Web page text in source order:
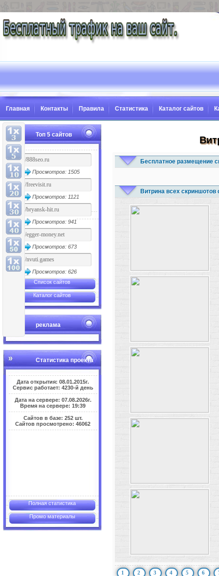
Главная Контакты Правила Статистика Каталог сайтов
Топ 5 сайтов
Просмотров: 1505
Просмотров: 1121
Просмотров: 941
Просмотров: 673
Просмотров: 626
Список сайтов
Каталог сайтов
реклама
Статистика проекта
Дата открытия: 08.01.2015г.
Сервис работает: 4230-й день
Дата на сервере: 07.08.2026г.
Время на сервере: 19:39
Сайтов в базе: 252 шт.
Сайтов просмотрено: 46062
Полная статистика
Промо материалы
Бесплатное размещение
Витрина всех скриншотов
1 2 3 4 5 6